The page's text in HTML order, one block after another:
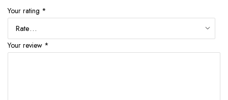
Your rating *
Your review *